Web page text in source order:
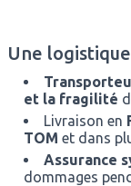
Une
et la fragilité
Livraison en
TOM et dans
Assurance
dommages